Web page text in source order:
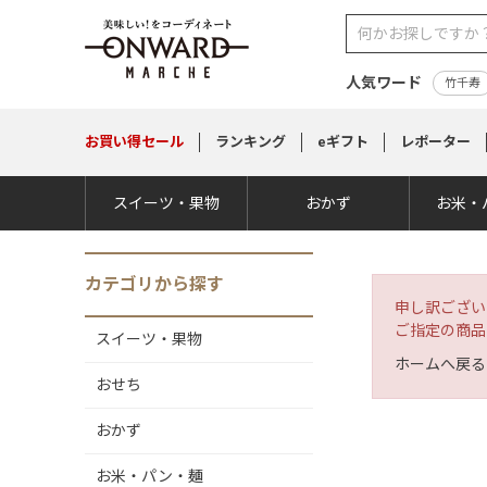
人気ワード 竹千寿
お買い得セール ランキング eギフト レポーター
スイーツ・果物 おかず お米・
カテゴリから探す
スイーツ・果物
おせち
おかず
お米・パン・麺
申し訳ござ
ご指定の商
ホームへ戻る